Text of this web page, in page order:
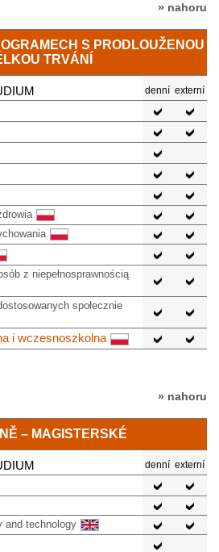
» nahoru
S PRODLOUŽENOU
TRVÁNÍ
denní externí
z niepełnosprawnością
społecznie
i wczesnoszkolna
» nahoru
– MAGISTERSKÉ
denní externí
and technology